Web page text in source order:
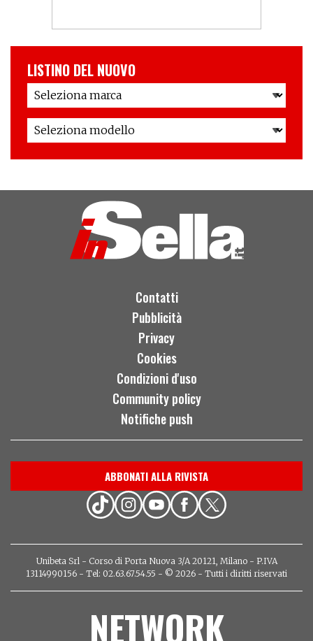
LISTINO DEL NUOVO
Contatti
Pubblicità
Privacy
Cookies
Condizioni d'uso
Community policy
Notifiche push
ABBONATI ALLA RIVISTA
Unibeta Srl - Corso di Porta Nuova 3/A 20121, Milano - P.IVA
13114990156 - Tel: 02.63.67.54.55 - © 2026 - Tutti i diritti riservati
NETWORK